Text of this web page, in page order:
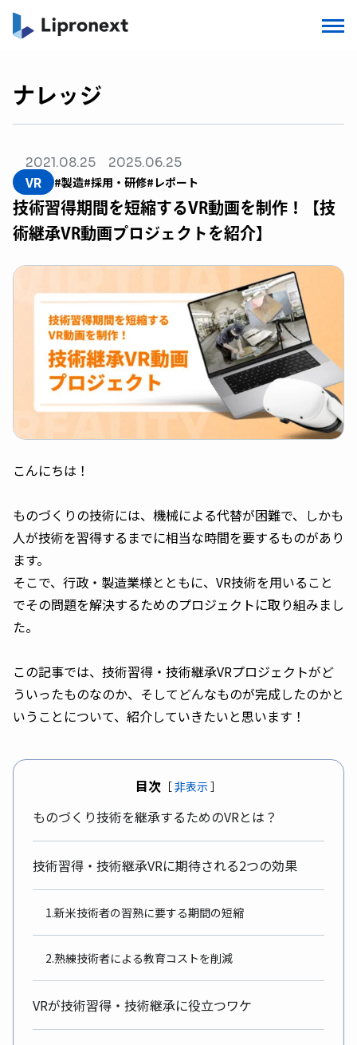
ナレッジ
2021.08.25 2025.06.25
VR #製造#採用・研修#レポート
技術習得期間を短縮するVR動画を制作！【技
術継承VR動画プロジェクトを紹介】
こんにちは！
ものづくりの技術には、機械による代替が困難で、しかも
人が技術を習得するまでに相当な時間を要するものがあり
ます。
そこで、行政・製造業様とともに、VR技術を用いること
でその問題を解決するためのプロジェクトに取り組みまし
た。
この記事では、技術習得・技術継承VRプロジェクトがど
ういったものなのか、そしてどんなものが完成したのかと
いうことについて、紹介していきたいと思います！
目次 ［非表示］
ものづくり技術を継承するためのVRとは？
技術習得・技術継承VRに期待される2つの効果
1.新米技術者の習熟に要する期間の短縮
2.熟練技術者による教育コストを削減
VRが技術習得・技術継承に役立つワケ